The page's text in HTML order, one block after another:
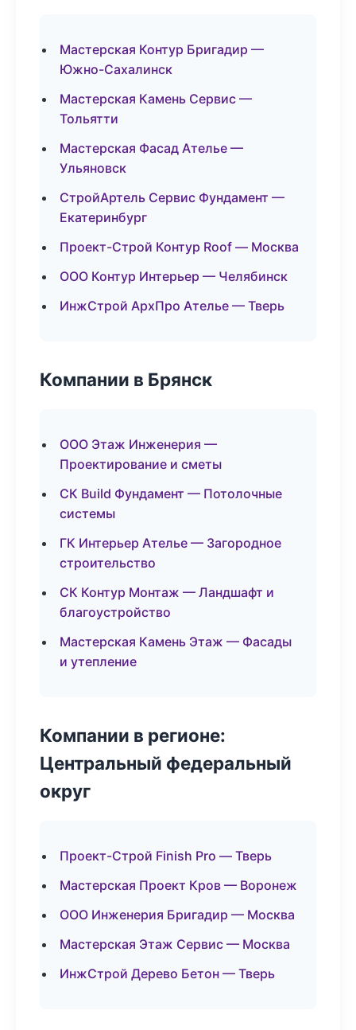
Мастерская Контур Бригадир —
Южно-Сахалинск
Мастерская Камень Сервис —
Тольятти
Мастерская Фасад Ателье —
Ульяновск
СтройАртель Сервис Фундамент —
Екатеринбург
Проект-Строй Контур Roof — Москва
ООО Контур Интерьер — Челябинск
ИнжСтрой АрхПро Ателье — Тверь
Компании в Брянск
ООО Этаж Инженерия —
Проектирование и сметы
СК Build Фундамент — Потолочные
системы
ГК Интерьер Ателье — Загородное
строительство
СК Контур Монтаж — Ландшафт и
благоустройство
Мастерская Камень Этаж — Фасады
и утепление
Компании в регионе:
Центральный федеральный
округ
Проект-Строй Finish Pro — Тверь
Мастерская Проект Кров — Воронеж
ООО Инженерия Бригадир — Москва
Мастерская Этаж Сервис — Москва
ИнжСтрой Дерево Бетон — Тверь